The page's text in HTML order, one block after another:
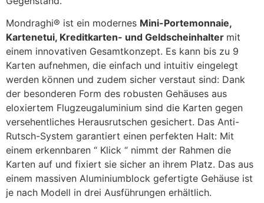
Mondraghi® ist ein modernes Mini-Portemonnaie,
Kartenetui, Kreditkarten- und Geldscheinhalter mit
einem innovativen Gesamtkonzept. Es kann bis zu 9
Karten aufnehmen, die einfach und intuitiv eingelegt
werden können und zudem sicher verstaut sind: Dank
der besonderen Form des robusten Gehäuses aus
eloxiertem Flugzeugaluminium sind die Karten gegen
versehentliches Herausrutschen gesichert. Das Anti-
Rutsch-System garantiert einen perfekten Halt: Mit
einem erkennbaren “ Klick “ nimmt der Rahmen die
Karten auf und fixiert sie sicher an ihrem Platz. Das aus
einem massiven Aluminiumblock gefertigte Gehäuse ist
je nach Modell in drei Ausführungen erhältlich.